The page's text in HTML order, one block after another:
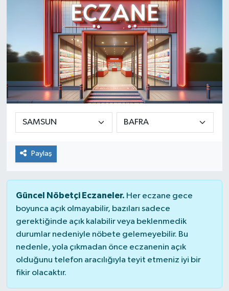
Paylaş
Güncel Nöbetçi Eczaneler. Her eczane gece
boyunca açık olmayabilir, bazıları sadece
gerektiğinde açık kalabilir veya beklenmedik
durumlar nedeniyle nöbete gelemeyebilir. Bu
nedenle, yola çıkmadan önce eczanenin açık
olduğunu telefon aracılığıyla teyit etmeniz iyi bir
fikir olacaktır.
Tüm Manşetler
Son Dakika Haberleri
Haber Arşivi